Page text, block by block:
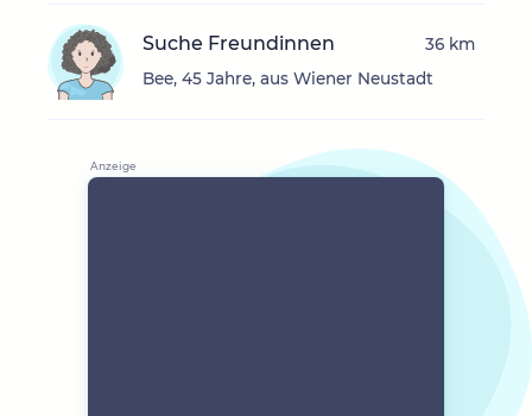
Suche Freundinnen
Bee, 45 Jahre, aus Wiener Neustadt
36 km